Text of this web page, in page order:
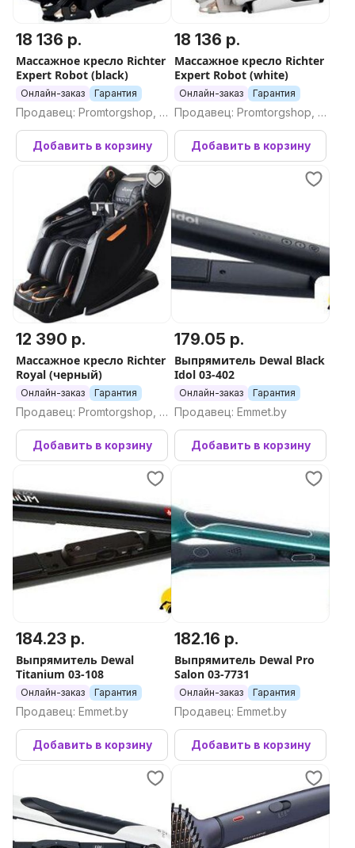
18 136 р.
Массажное кресло Richter
Expert Robot (black)
Онлайн-заказ Гарантия
Продавец: Promtorgshop, П
ромторгшоп
Добавить в корзину
18 136 р.
Массажное кресло Richter
Expert Robot (white)
Онлайн-заказ Гарантия
Продавец: Promtorgshop, П
ромторгшоп
Добавить в корзину
12 390 р.
Массажное кресло Richter
Royal (черный)
Онлайн-заказ Гарантия
Продавец: Promtorgshop, П
ромторгшоп
Добавить в корзину
179.05 р.
Выпрямитель Dewal Black
Idol 03-402
Онлайн-заказ Гарантия
Продавец: Emmet.by
Добавить в корзину
184.23 р.
Выпрямитель Dewal
Titanium 03-108
Онлайн-заказ Гарантия
Продавец: Emmet.by
Добавить в корзину
182.16 р.
Выпрямитель Dewal Pro
Salon 03-7731
Онлайн-заказ Гарантия
Продавец: Emmet.by
Добавить в корзину